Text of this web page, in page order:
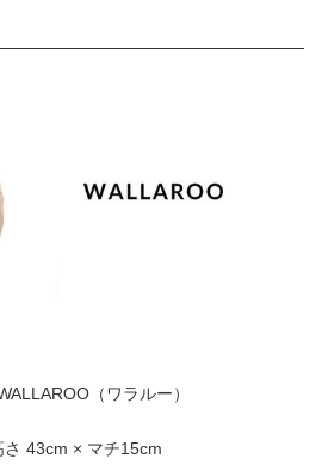
（ワラルー）
さ 43cm × マチ15cm